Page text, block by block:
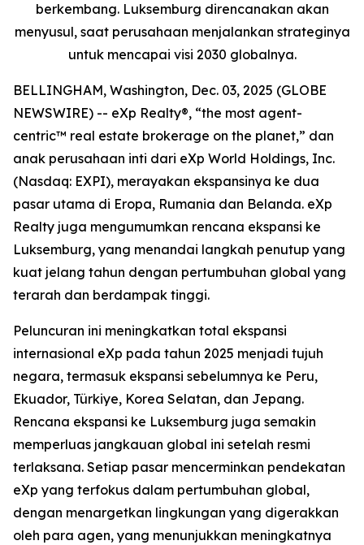
berkembang. Luksemburg direncanakan akan
menyusul, saat perusahaan menjalankan strateginya
untuk mencapai visi 2030 globalnya.
BELLINGHAM, Washington, Dec. 03, 2025 (GLOBE
NEWSWIRE) -- eXp Realty®, “the most agent-
centric™ real estate brokerage on the planet,” dan
anak perusahaan inti dari eXp World Holdings, Inc.
(Nasdaq: EXPI), merayakan ekspansinya ke dua
pasar utama di Eropa, Rumania dan Belanda. eXp
Realty juga mengumumkan rencana ekspansi ke
Luksemburg, yang menandai langkah penutup yang
kuat jelang tahun dengan pertumbuhan global yang
terarah dan berdampak tinggi.
Peluncuran ini meningkatkan total ekspansi
internasional eXp pada tahun 2025 menjadi tujuh
negara, termasuk ekspansi sebelumnya ke Peru,
Ekuador, Türkiye, Korea Selatan, dan Jepang.
Rencana ekspansi ke Luksemburg juga semakin
memperluas jangkauan global ini setelah resmi
terlaksana. Setiap pasar mencerminkan pendekatan
eXp yang terfokus dalam pertumbuhan global,
dengan menargetkan lingkungan yang digerakkan
oleh para agen, yang menunjukkan meningkatnya